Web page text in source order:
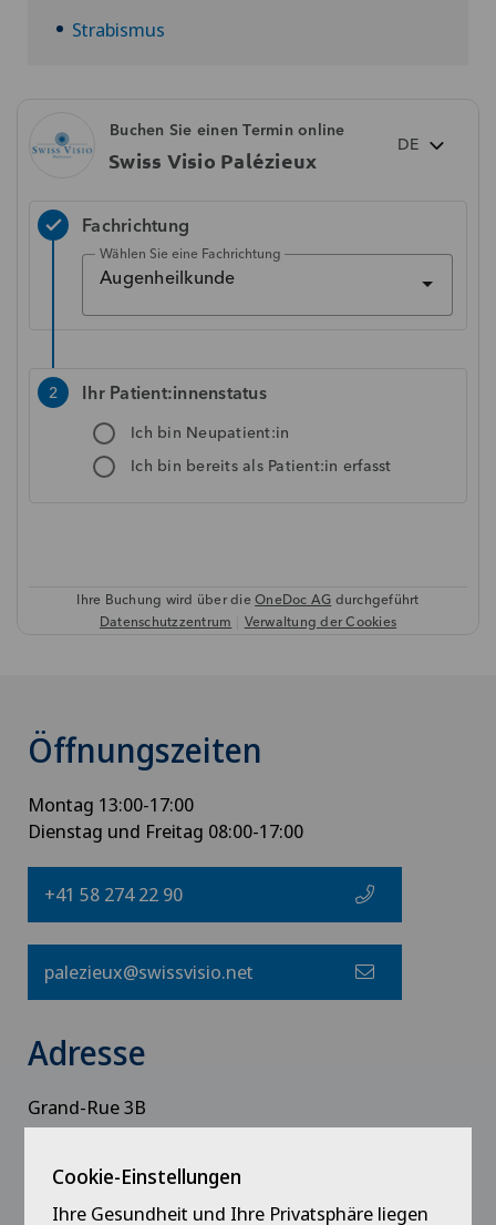
Strabismus
Öffnungszeiten
Montag 13:00-17:00
Dienstag und Freitag 08:00-17:00
+41 58 274 22 90
palezieux@swissvisio.net
Adresse
Grand-Rue 3B
1607 Palézieux
Cookie-Einstellungen
Ihre Gesundheit und Ihre Privatsphäre liegen